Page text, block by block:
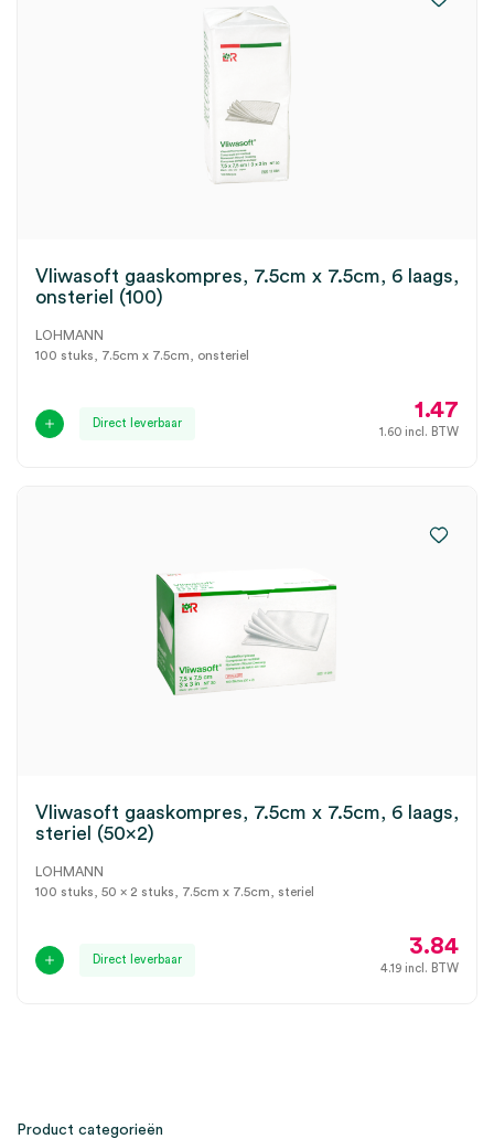
Vliwasoft gaaskompres, 7.5cm x 7.5cm, 6 laags,
onsteriel (100)
LOHMANN
100 stuks, 7.5cm x 7.5cm, onsteriel
Direct leverbaar
1.47
1.60 incl. BTW
Vliwasoft gaaskompres, 7.5cm x 7.5cm, 6 laags,
steriel (50×2)
LOHMANN
100 stuks, 50 x 2 stuks, 7.5cm x 7.5cm, steriel
Direct leverbaar
3.84
4.19 incl. BTW
Product categorieën